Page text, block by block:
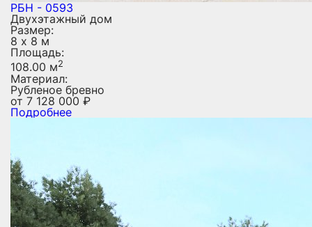
РБН - 0593
Двухэтажный дом
Размер:
8 х 8 м
Площадь:
108.00 м2
Материал:
Рубленое бревно
от 7 128 000 ₽
Подробнее